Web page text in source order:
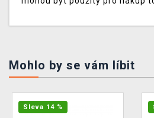
Mohlo by se vám líbit
Sleva 14 %